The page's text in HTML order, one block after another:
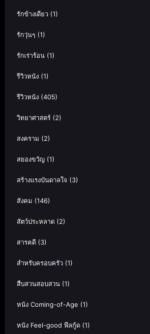
รักข้างเดียว (1)
รักวุ่นๆ (1)
รักเร่าร้อน (1)
รีวิวหนัง (1)
รีวิวหนัง (405)
วิทยาศาสตร์ (2)
สงคราม (2)
สยองขวัญ (1)
สร้างแรงบันดาลใจ (3)
สังคม (146)
สัตว์ประหลาด (2)
สารคดี (3)
สำหรับครอบครัว (1)
สืบสวนสอบสวน (1)
หนัง Coming-of-Age (1)
หนัง Feel-good ฟีลกู้ด (1)